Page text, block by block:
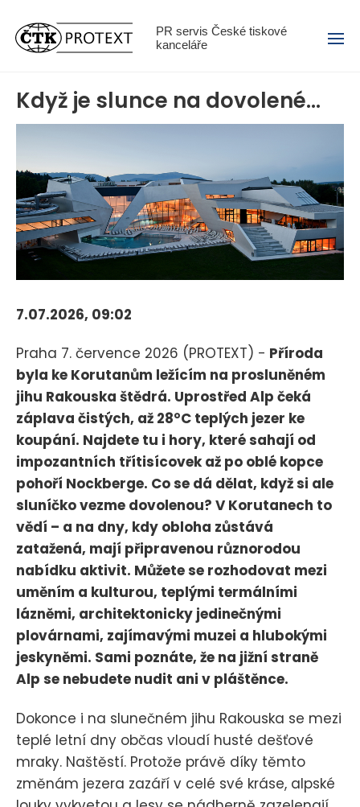
PR servis České tiskové
kanceláře
Menu
Když je slunce na dovolené…
7.07.2026, 09:02
Praha 7. července 2026 (PROTEXT) - Příroda
byla ke Korutanům ležícím na prosluněném
jihu Rakouska štědrá. Uprostřed Alp čeká
záplava čistých, až 28°C teplých jezer ke
koupání. Najdete tu i hory, které sahají od
impozantních třítisícovek až po oblé kopce
pohoří Nockberge. Co se dá dělat, když si ale
sluníčko vezme dovolenou? V Korutanech to
vědí – a na dny, kdy obloha zůstává
zatažená, mají připravenou různorodou
nabídku aktivit. Můžete se rozhodovat mezi
uměním a kulturou, teplými termálními
lázněmi, architektonicky jedinečnými
plovárnami, zajímavými muzei a hlubokými
jeskyněmi. Sami poznáte, že na jižní straně
Alp se nebudete nudit ani v pláštěnce.
Dokonce i na slunečném jihu Rakouska se mezi
teplé letní dny občas vloudí husté dešťové
mraky. Naštěstí. Protože právě díky těmto
změnám jezera zazáří v celé své kráse, alpské